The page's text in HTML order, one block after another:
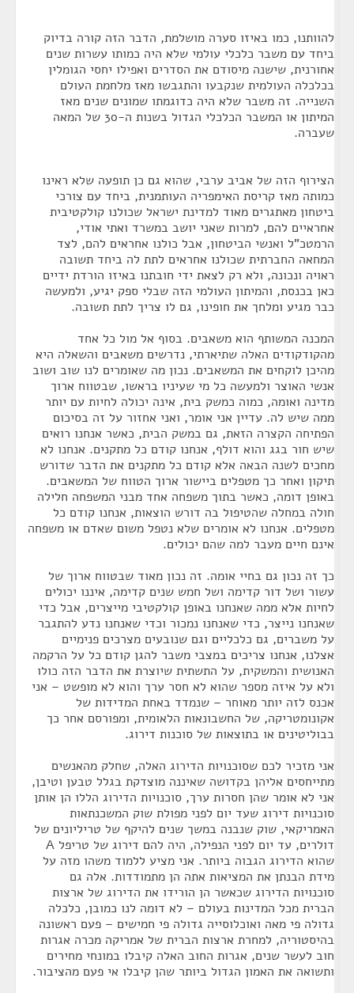
להוותנו, כמו באיזו סערה מושלמת, הדבר הזה קורה בדיוק
ביחד עם משבר כלכלי עולמי שלא היה כמותו עשרות שנים
אחורנית, שישנה מיסודם את הסדרים ואפילו יחסי הגומלין
בכלכלה העולמית שנקבעו והתגבשו מאז מלחמת העולם
השנייה. זה משבר שלא היה כדוגמתו שמונים שנים מאז
המיתון או המשבר הכלכלי הגדול בשנות ה-30 של המאה
שעברה.
הצירוף הזה של אביב ערבי, שהוא גם כן תופעה שלא ראינו
כמותה מאז קריסת האימפריה העותמנית, ביחד עם צורכי
ביטחון מאתגרים מאוד למדינת ישראל שכולנו קולקטיבית
אחראיים להם, למרות שאני יושב במשרד ואתי אודי,
הרמטכ"ל ואנשי הביטחון, אבל כולנו אחראים להם, לצד
המחאה החברתית שכולנו אחראים לתת לה ביחד תשובה
ראויה ונכונה, ולא רק לצאת ידי חובתנו באיזו הורדת ידיים
כאן בכנסת, והמיתון העולמי הזה שבלי ספק יגיע, ולמעשה
כבר מגיע ומלחך את חופינו, גם לו צריך לתת תשובה.
המכנה המשותף הוא משאבים. בסוף אל מול כל אחד
מהקודקודים האלה שתיארתי, נדרשים משאבים והשאלה היא
מהיכן לוקחים את המשאבים. נכון מה שאומרים לנו שוב ושוב
אנשי האוצר ולמעשה כל מי שעיניו בראשו, שבטווח ארוך
מדינה ואומה, כמוה כמשק בית, אינה יכולה לחיות עם יותר
ממה שיש לה. עדיין אני אומר, ואני אחזור על זה בסיכום
הפתיחה הקצרה הזאת, גם במשק הבית, כאשר אנחנו רואים
שיש חור בגג והוא דולף, אנחנו קודם כל מתקנים. אנחנו לא
מחכים לשנה הבאה אלא קודם כל מתקנים את הדבר שדורש
תיקון ואחר כך מטפלים ביישור ארוך הטווח של המשאבים.
באופן דומה, כאשר בתוך משפחה אחד מבני המשפחה חלילה
חולה במחלה שהטיפול בה דורש הוצאות, אנחנו קודם כל
מטפלים. אנחנו לא אומרים שלא נטפל משום שאדם או משפחה
אינם חיים מעבר למה שהם יכולים.
כך זה נכון גם בחיי אומה. זה נכון מאוד שבטווח ארוך של
עשור ושל דור קדימה ושל חמש שנים קדימה, איננו יכולים
לחיות אלא ממה שאנחנו באופן קולקטיבי מייצרים, אבל כדי
שאנחנו נייצר, כדי שאנחנו נמכור וכדי שאנחנו נדע להתגבר
על משברים, גם כלכליים וגם שנובעים מצרכים פנימיים
אצלנו, אנחנו צריכים במצבי משבר להגן קודם כל על הרקמה
האנושית והמשקית, על התשתית שיוצרת את הדבר הזה כולו
ולא על איזה מספר שהוא לא חסר ערך והוא לא מופשט – אני
אכנס לזה יותר מאוחר – שנמדד באחת המדידות של
אקונומטריקה, של החשבונאות הלאומית, ומפורסם אחר כך
בבוליטינים או בתוצאות של סוכנות דירוג.
אני מזכיר לכם שסוכנויות הדירוג האלה, שחלק מהאנשים
מתייחסים אליהן בקדושה שאיננה מוצדקת בגלל טבען וטיבן,
אני לא אומר שהן חסרות ערך, סוכנויות הדירוג הללו הן אותן
סוכנויות דירוג שעד יום לפני מפולת שוק המשכנתאות
האמריקאי, שוק שנבנה במשך שנים להיקף של טריליונים של
דולרים, עד יום לפני הנפילה, היה להם דירוג של טריפל A
שהוא הדירוג הגבוה ביותר. אני מציע ללמוד משהו מזה על
מידת הבנתן את המציאות אתה הן מתמודדות. אלה גם
סוכנויות הדירוג שכאשר הן הורידו את הדירוג של ארצות
הברית מכל המדינות בעולם – לא דומה לנו כמובן, כלכלה
גדולה פי מאה ואוכלוסייה גדולה פי חמישים – פעם ראשונה
בהיסטוריה, למחרת ארצות הברית של אמריקה מכרה אגרות
חוב לעשר שנים, אגרות החוב האלה קיבלו במונחי מחירים
ותשואה את האמון הגדול ביותר שהן קיבלו אי פעם מהציבור.